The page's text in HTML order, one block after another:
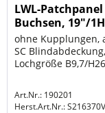
LWL-
Buchsen, 19"/
Lichtgrau,
ohne Kupplungen,
SC
Lochgröße B9,7/
Art.Nr.: 190201
Herst.Art.Nr.: